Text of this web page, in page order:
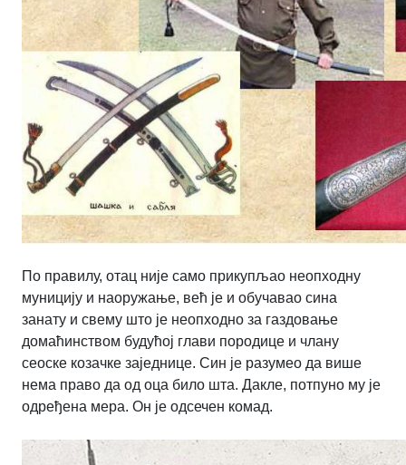
По правилу, отац није само прикупљао неопходну
муницију и наоружање, већ је и обучавао сина
занату и свему што је неопходно за газдовање
домаћинством будућој глави породице и члану
сеоске козачке заједнице. Син је разумео да више
нема право да од оца било шта. Дакле, потпуно му је
одређена мера. Он је одсечен комад.